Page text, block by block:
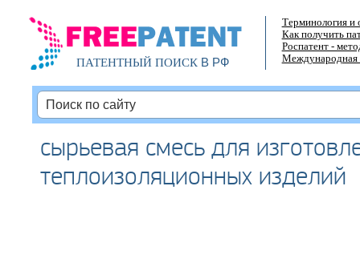
ПАТЕНТНЫЙ ПОИСКВ РФ
Терминология и
Как получить
Роспатент -
Международная
сырьевая смесь для
теплоизоляционных изделий